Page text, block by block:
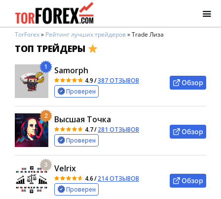
TorForex» Рейтинг лучших трейдеров»Trade Лиза
ТОП ТРЕЙДЕРЫ
1 Samorph
4.9/387 ОТЗЫВОВ
Проверен
Обзор
2 Высшая Точка
4.7/281 ОТЗЫВОВ
Проверен
Обзор
3 Velrix
4.6/214 ОТЗЫВОВ
Проверен
Обзор